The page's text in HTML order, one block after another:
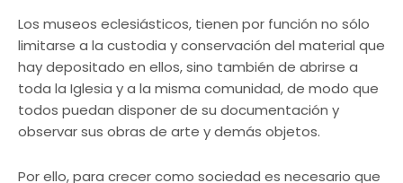
Los museos eclesiásticos, tienen por función no sólo
limitarse a la custodia y conservación del material que
hay depositado en ellos, sino también de abrirse a
toda la Iglesia y a la misma comunidad, de modo que
todos puedan disponer de su documentación y
observar sus obras de arte y demás objetos.
Por ello, para crecer como sociedad es necesario que